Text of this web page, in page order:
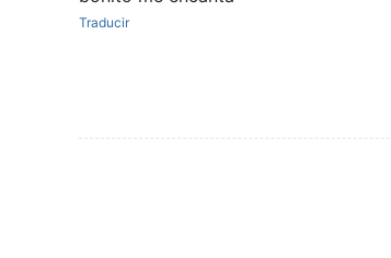
Traducir